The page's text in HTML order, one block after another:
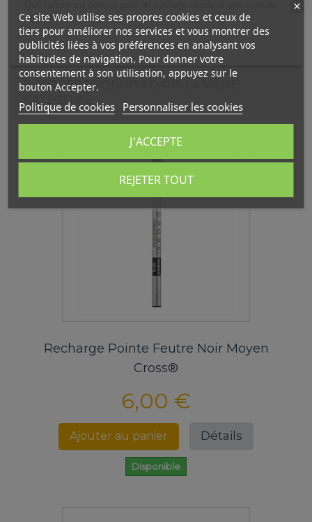
confortable.
3 AUTRES PRODUITS DANS LA MÊME
CATÉGORIE
Recharge Pointe Feutre Noir Moyen
Cross®
6,00 €
Ajouter au panier Détails
Disponible
Ce site Web utilise ses propres cookies et ceux de
tiers pour améliorer nos services et vous montrer des
publicités liées à vos préférences en analysant vos
habitudes de navigation. Pour donner votre
consentement à son utilisation, appuyez sur le
bouton Accepter.
Politique de cookies Personnaliser les cookies
REJETER TOUT
J'ACCEPTE